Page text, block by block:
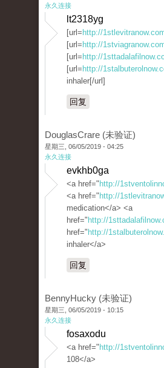
永久连接
lt2318yg
[url= http://
[url= http://
[url= http://
[url= http://
inhaler[/url]
回复
DouglasCrare (未验证)
星期三, 06/05/2019 - 04:25
永久连接
evkhb0ga
<a href=" http://
<a href=" http://
medication</a> <a
href=" http://
href=" http://
inhaler</a>
回复
BennyHucky (未验证)
星期三, 06/05/2019 - 10:15
永久连接
fosaxodu
<a href=" http://
108</a>